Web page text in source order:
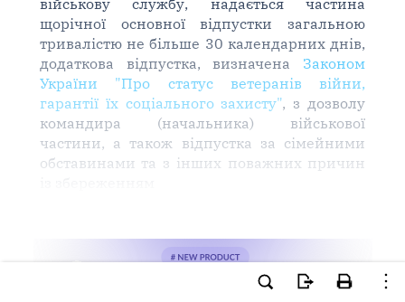
військову службу, надається частина
щорічної основної відпустки загальною
тривалістю не більше 30 календарних днів,
додаткова відпустка, визначена Законом
України "Про статус ветеранів війни,
гарантії їх соціального захисту", з дозволу
командира (начальника) військової
частини, а також відпустка за сімейними
обставинами та з інших поважних причин